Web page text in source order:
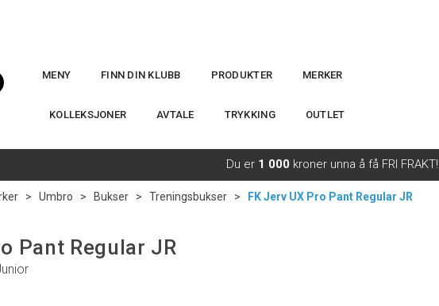
MENY FINN DIN KLUBB PRODUKTER MERKER
KOLLEKSJONER AVTALE TRYKKING OUTLET
Du er 1 000 kroner unna å få FRI FRAKT!
> Umbro > Bukser > Treningsbukser > FK Jerv UX Pro Pant Regular JR
Pant Regular JR